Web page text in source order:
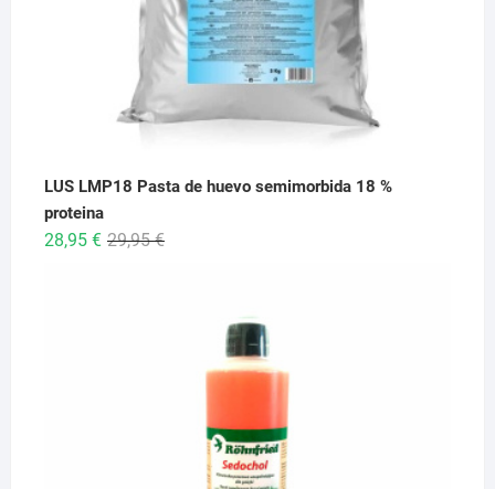
LUS LMP18 Pasta de huevo semimorbida 18 %
proteina
29,95€El
28,95 €
El